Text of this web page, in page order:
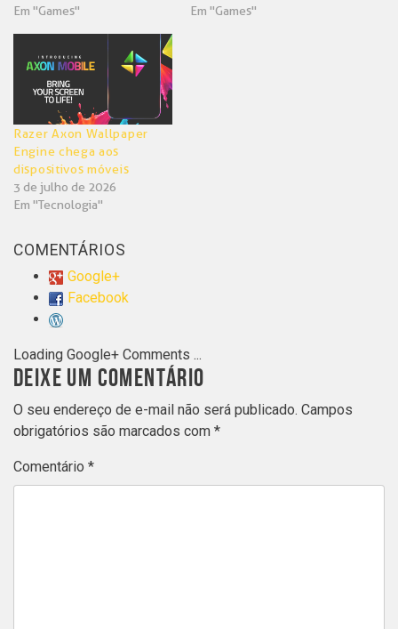
Em "Games" Em "Games"
Razer Axon Wallpaper
Engine chega aos
dispositivos móveis
3 de julho de 2026
Em "Tecnologia"
COMENTÁRIOS
Google+
Facebook
Loading Google+ Comments ...
DEIXE UM COMENTÁRIO
O seu endereço de e-mail não será publicado. Campos
obrigatórios são marcados com *
Comentário *